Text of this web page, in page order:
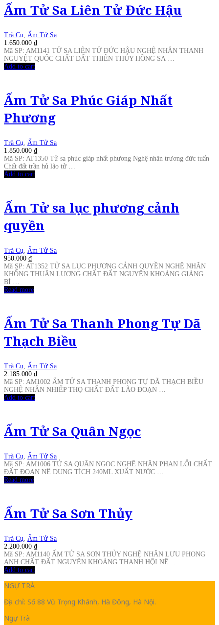
Ấm Tử Sa Liên Tử Đức Hậu
Trà Cụ
Ấm Tử Sa
1.650.000 ₫
Mã SP: AM1141 TỬ SA LIÊN TỬ ĐỨC HẬU NGHỆ NHÂN THANH
NGUYỆT QUỐC CHẤT ĐẤT THIÊN THÚY HỒNG SA …
Add to cart
Ấm Tử Sa Phúc Giáp Nhất
Phương
Trà Cụ
Ấm Tử Sa
1.850.000 ₫
Mã SP: AT1350 Tử sa phúc giáp nhất phương Nghệ nhân trương đức tuấn
Chất đất trần hủ lão tử …
Add to cart
Ấm Tử sa lục phương cảnh
quyền
Trà Cụ
Ấm Tử Sa
950.000 ₫
Mã SP: AT1352 TỬ SA LỤC PHƯƠNG CẢNH QUYỀN NGHỆ NHÂN
KHỔNG THUẬN LƯƠNG CHẤT ĐẤT NGUYÊN KHOÁNG GIÁNG
BÌ …
Read more
Ấm Tử Sa Thanh Phong Tự Dã
Thạch Biều
Trà Cụ
Ấm Tử Sa
2.185.000 ₫
Mã SP: AM1002 ẤM TỬ SA THANH PHONG TỰ DÃ THẠCH BIỀU
NGHỆ NHÂN NHIẾP THỌ CHẤT ĐẤT LÃO ĐOẠN …
Add to cart
Ấm Tử Sa Quân Ngọc
Trà Cụ
Ấm Tử Sa
Mã SP: AM1006 TỬ SA QUÂN NGỌC NGHỆ NHÂN PHAN LỖI CHẤT
ĐẤT ĐOẠN NÊ DUNG TÍCH 240ML XUẤT NƯỚC …
Read more
Ấm Tử Sa Sơn Thủy
Trà Cụ
Ấm Tử Sa
2.200.000 ₫
Mã SP: AM1140 ẤM TỬ SA SƠN THỦY NGHỆ NHÂN LƯU PHONG
ANH CHẤT ĐẤT NGUYÊN KHOÁNG THANH HỘI NÊ …
Add to cart
NGỰ TRÀ
Địa chỉ: Số 88 Vũ Trọng Khánh, Hà Đông, Hà Nội.
Ngự Trà